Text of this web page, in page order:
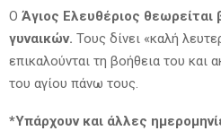
Ο Άγιος Ελευθέριος
γυναικών. Τους δίνει «καλή
επικαλούνται τη βοήθεια του και
του αγίου πάνω τους.
*Υπάρχουν και άλλες